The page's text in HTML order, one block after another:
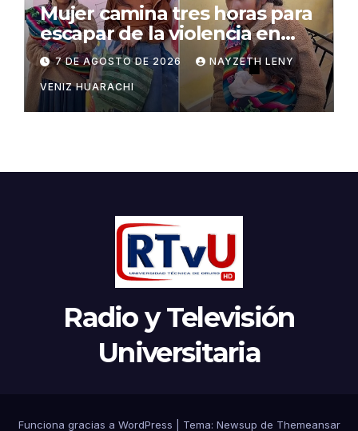
Mujer camina tres horas para
escapar de la violencia en
Potosí
7 DE AGOSTO DE 2026 NAYZETH LENY
VENIZ HUARACHI
Radio y Televisión
Universitaria
Funciona gracias a WordPress Tema: Newsup de Themeansar